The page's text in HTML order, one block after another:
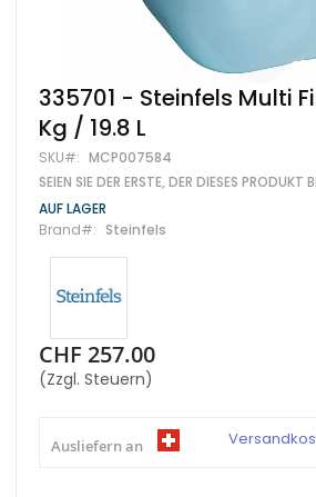
Zum
Anfang
der
Bildgalerie
springen
335701 - Steinfels Multi
Kg / 19.8 L
SKU MCP007584
SEIEN SIE DER ERSTE, DER DIESES PRODUKT
AUF LAGER
Brand
Steinfels
CHF 257.00
(Zzgl. Steuern)
Ausliefern an